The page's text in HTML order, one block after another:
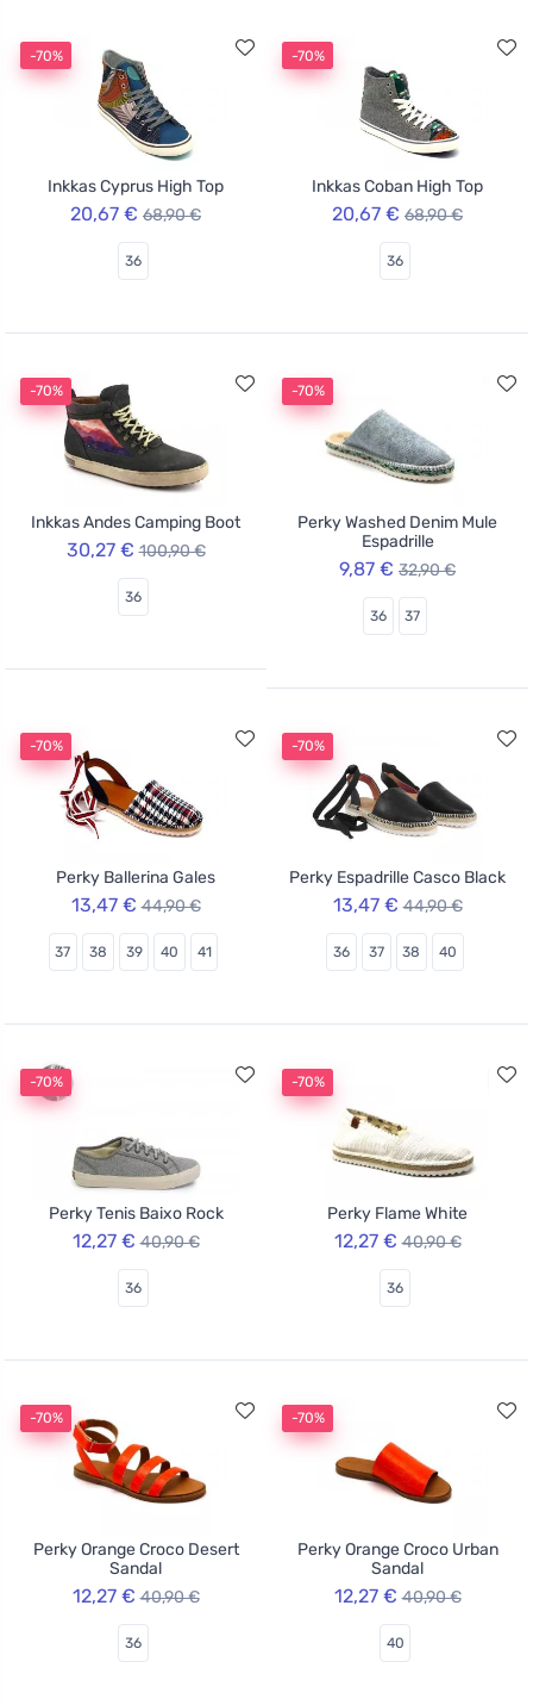
-70%
Inkkas Cyprus High Top
20,67 € 68,90 €
36
-70%
Inkkas Coban High Top
20,67 € 68,90 €
36
-70%
Inkkas Andes Camping Boot
30,27 € 100,90 €
36
-70%
Perky Washed Denim Mule
Espadrille
9,87 € 32,90 €
36 37
-70%
Perky Ballerina Gales
13,47 € 44,90 €
37 38 39 40 41
-70%
Perky Espadrille Casco Black
13,47 € 44,90 €
36 37 38 40
-70%
Perky Tenis Baixo Rock
12,27 € 40,90 €
36
-70%
Perky Flame White
12,27 € 40,90 €
36
-70%
Perky Orange Croco Desert
Sandal
12,27 € 40,90 €
36
-70%
Perky Orange Croco Urban
Sandal
12,27 € 40,90 €
40